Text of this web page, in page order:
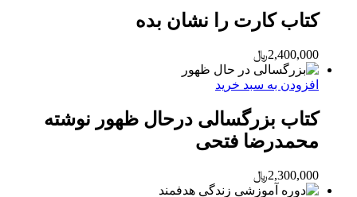
کتاب کارت را نشان بده
2,400,000﷼
افزودن به سبد خرید
کتاب بزرگسالی درحال ظهور نوشته
محمدرضا فتحی
2,300,000﷼